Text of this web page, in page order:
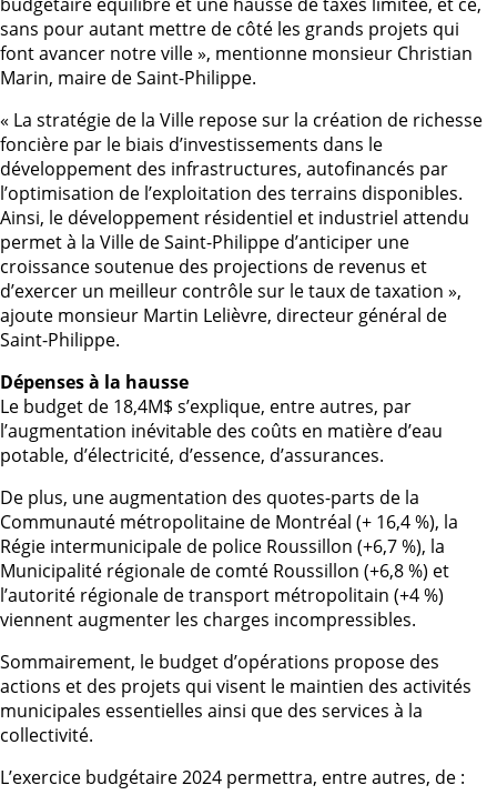
sans pour autant mettre de côté les grands projets qui
font avancer notre ville », mentionne monsieur Christian
Marin, maire de Saint-Philippe.
« La stratégie de la Ville repose sur la création de richesse
foncière par le biais d’investissements dans le
développement des infrastructures, autofinancés par
l’optimisation de l’exploitation des terrains disponibles.
Ainsi, le développement résidentiel et industriel attendu
permet à la Ville de Saint-Philippe d’anticiper une
croissance soutenue des projections de revenus et
d’exercer un meilleur contrôle sur le taux de taxation »,
ajoute monsieur Martin Lelièvre, directeur général de
Saint-Philippe.
Dépenses à la hausse
Le budget de 18,4M$ s’explique, entre autres, par
l’augmentation inévitable des coûts en matière d’eau
potable, d’électricité, d’essence, d’assurances.
De plus, une augmentation des quotes-parts de la
Communauté métropolitaine de Montréal (+ 16,4 %), la
Régie intermunicipale de police Roussillon (+6,7 %), la
Municipalité régionale de comté Roussillon (+6,8 %) et
l’autorité régionale de transport métropolitain (+4 %)
viennent augmenter les charges incompressibles.
Sommairement, le budget d’opérations propose des
actions et des projets qui visent le maintien des activités
municipales essentielles ainsi que des services à la
collectivité.
L’exercice budgétaire 2024 permettra, entre autres, de :